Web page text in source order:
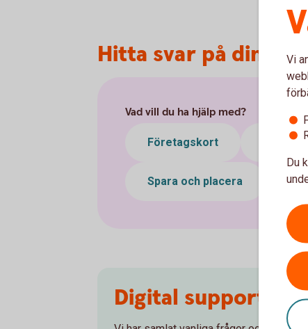
Hitta svar på din
Vad vill du ha hjälp med?
Företagskort
Spara och placera
Digital support
Vi
Du